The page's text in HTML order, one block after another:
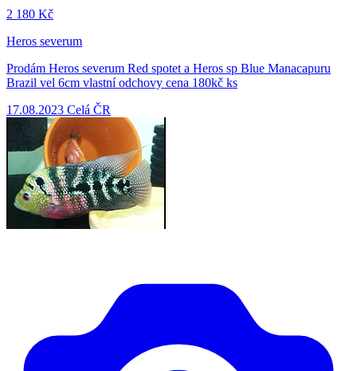
2 180 Kč
Heros severum
Prodám Heros severum Red spotet a Heros sp Blue Manacapuru
Brazil vel 6cm vlastní odchovy cena 180kč ks
17.08.2023 Celá ČR